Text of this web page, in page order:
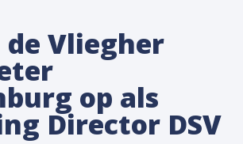
Vliegher
op als
Director DSV